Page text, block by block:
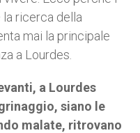
ricerca della
mai la principale
a Lourdes.
a Lourdes
siano le
malate, ritrovano